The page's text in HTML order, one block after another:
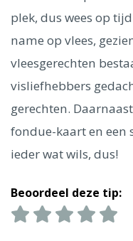
Singapore
Dublin
Hong Kong
Madrid
Vancouver
Alles bekijken
plek, dus wees op
name op vlees,
vleesgerechten
visliefhebbers
gerechten.
fondue-kaart en een
ieder wat wils, dus!
Beoordeel deze tip: